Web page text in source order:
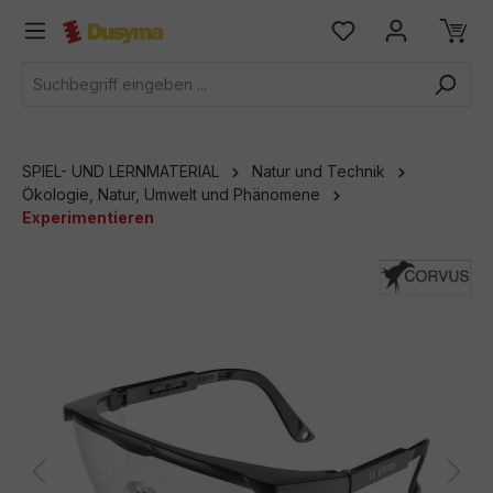
springen
SPIEL- UND LERNMATERIAL
Natur und Technik
Ökologie, Natur, Umwelt und Phänomene
Experimentieren